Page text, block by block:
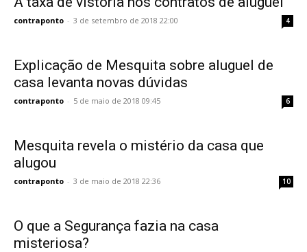
contraponto - 3 de setembro de 2018 22:00 4
Explicação de Mesquita sobre aluguel de
casa levanta novas dúvidas
contraponto - 5 de maio de 2018 09:45 6
Mesquita revela o mistério da casa que
alugou
contraponto - 3 de maio de 2018 22:36 10
O que a Segurança fazia na casa
misteriosa?